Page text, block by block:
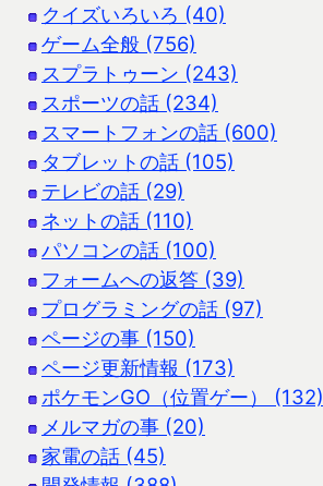
クイズいろいろ (40)
ゲーム全般 (756)
スプラトゥーン (243)
スポーツの話 (234)
スマートフォンの話 (600)
タブレットの話 (105)
テレビの話 (29)
ネットの話 (110)
パソコンの話 (100)
フォームへの返答 (39)
プログラミングの話 (97)
ページの事 (150)
ページ更新情報 (173)
ポケモンGO（位置ゲー） (132)
メルマガの事 (20)
家電の話 (45)